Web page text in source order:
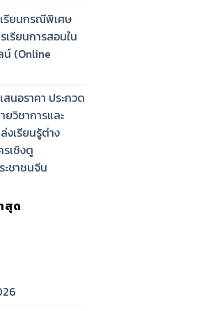
รียนกรณีพิเศษ
เรียนการสอนใน
น์ (Online
สนอราคา ประกวด
ยวิชาการและ
เรียนรู้ต่าง
เชิงตู
ชาชนจีน
สุด